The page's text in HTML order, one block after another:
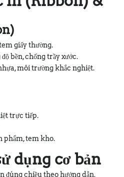
giấy thường.
độ bền, chống trầy xước.
môi trường khắc nghiệt.
trực tiếp.
phẩm, tem kho.
dụng cơ bản
đúng chiều theo hướng dẫn.